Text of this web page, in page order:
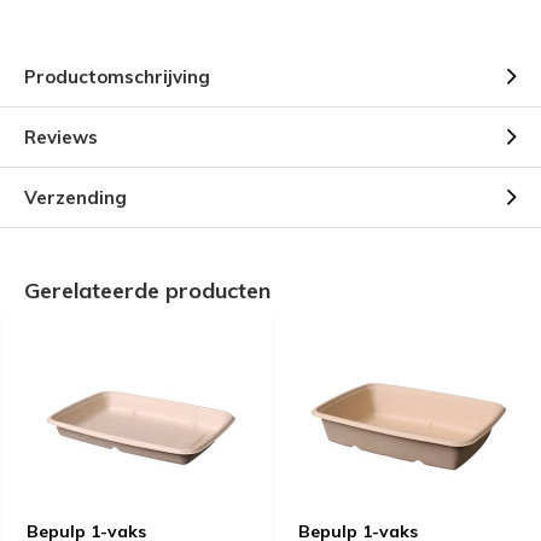
Productomschrijving
Reviews
Verzending
Gerelateerde producten
Bepulp 1-vaks
Bepulp 1-vaks